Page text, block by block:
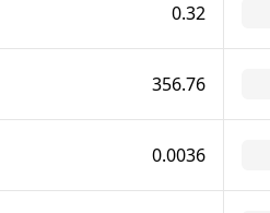
0.32
356.76
0.0036